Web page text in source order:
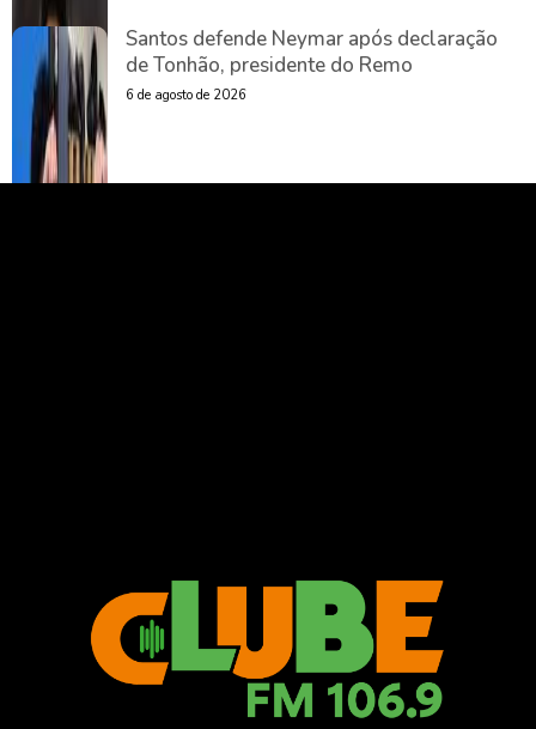
Santos defende Neymar após declaração
de Tonhão, presidente do Remo
6 de agosto de 2026